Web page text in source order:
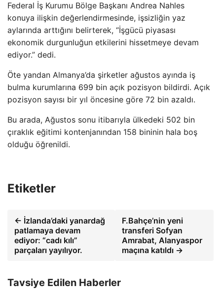
Federal İş Kurumu Bölge Başkanı Andrea Nahles
konuya ilişkin değerlendirmesinde, işsizliğin yaz
aylarında arttığını belirterek, “İşgücü piyasası
ekonomik durgunluğun etkilerini hissetmeye devam
ediyor.” dedi.
Öte yandan Almanya’da şirketler ağustos ayında iş
bulma kurumlarına 699 bin açık pozisyon bildirdi. Açık
pozisyon sayısı bir yıl öncesine göre 72 bin azaldı.
Bu arada, Ağustos sonu itibarıyla ülkedeki 502 bin
çıraklık eğitimi kontenjanından 158 bininin hala boş
olduğu öğrenildi.
Etiketler
← İzlanda’daki yanardağ
patlamaya devam
ediyor: “cadı kılı”
parçaları yayılıyor.
F.Bahçe’nin yeni
transferi Sofyan
Amrabat, Alanyaspor
maçına katıldı →
Tavsiye Edilen Haberler